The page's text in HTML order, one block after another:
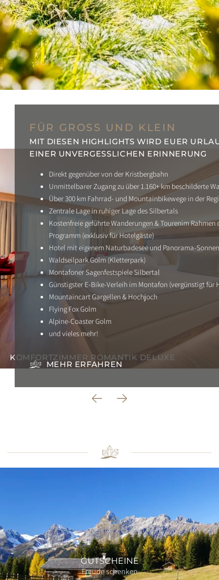
FÜR GROSS UND KLEIN
MIT DIESEN HIGHLIGHTS WIRD EUER
EINER UNVERGESSLICHEN ERINNERUNG
Direkt gegenüber von der Kristbergbahn
Unmittelbarer Zugang zu über 1.160+ km beschilderte
Über 300 km Fahrrad- und Mountainbikewege in der
Zentrale Lage in ruhiger Lage des Silbertals
Kostenfreie geführte Wanderungen & Tourenim Rahmen
Programm (exklusiv für Hotelgäste)
Hotel mit eigenem Naturbadesee und Panorama-
Waldseilpark Golm (Kletterpark)
Montafoner Sagenfestspiele Silbertal
Günstigster E-Bike-Verleih im Montafon (vergünstigt für
Mountaincart Gargellen & Hochjoch
Flying Fox Golm
Alpine-Coaster Golm
und vieles mehr!
MEHR ERFAHREN
KOMFORTZIMMER ROMANTIK DELUXE
GUTSCHEINE
Freude schenken